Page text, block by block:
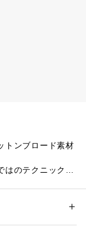
トンブロード素材
のテクニックで